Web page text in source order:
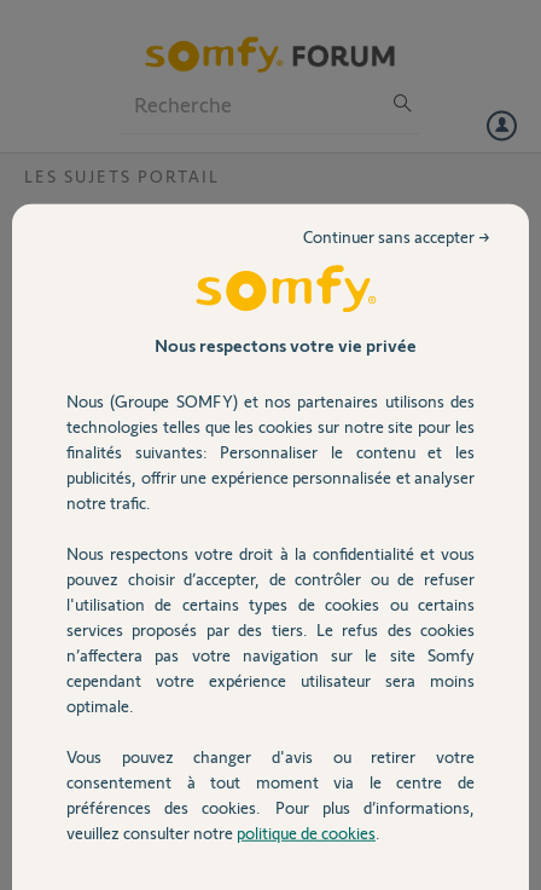
Volet
Sécurité
Domotique
Chauffage
Autres produits
Devis avec un pro
Contact
LES SUJETS PORTAIL
Dimensions portail AXOVIA ?
Je voudrais savoir si le
moteur Somfy Axovia
prévu pour un portail
plein jusque 2m de large,
2m de haut (4m²) et 200
Convient pour mon
portail ajouré de 2m75
mais seulement 1m60/80cm de haut (3,50m² au total mais 1,75m² de
prise au vent) et 40 kg.
il y a environ 10 ans
Participer au fil de discussion
Réponses
Si vous n'êtes pas dans une région particulièrement venteuse et que
votre portail est suffisamment rigide ça doit convenir
Nous respectons votre vie privée
Nous (Groupe SOMFY) et nos partenaires utilisons des
technologies telles que les cookies sur notre site pour les
finalités suivantes: Personnaliser le contenu et les
publicités, offrir une expérience personnalisée et analyser
notre trafic.
Nous respectons votre droit à la confidentialité et vous
pouvez choisir d’accepter, de contrôler ou de refuser
l'utilisation de certains types de cookies ou certains
services proposés par des tiers. Le refus des cookies
n’affectera pas votre navigation sur le site Somfy
cependant votre expérience utilisateur sera moins
optimale.
Vous pouvez changer d'avis ou retirer votre
consentement à tout moment via le centre de
préférences des cookies. Pour plus d’informations,
veuillez consulter notre politique de cookies
Continuer sans accepter →